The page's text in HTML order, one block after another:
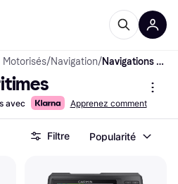
Motorisés/Navigation/ Navigations maritimes
avec Apprenez comment
Filtre Popularité